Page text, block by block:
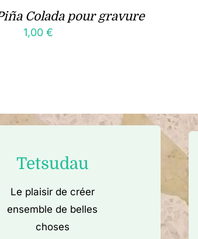
Colada pour gravure
1,00€
Tetsudau
Le plaisir de créer
ensemble de belles
choses